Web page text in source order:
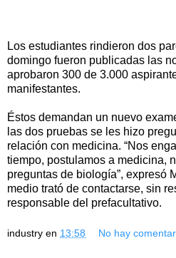
Los estudiantes rindieron dos
domingo fueron publicadas las
aprobaron 300 de 3.000
manifestantes.
Éstos demandan un nuevo
las dos pruebas se les hizo
relación con medicina. “Nos
tiempo, postulamos a medicina,
preguntas de biología”, expresó
medio trató de contactarse, sin
responsable del prefacultativo.
industry en 13:58 No hay